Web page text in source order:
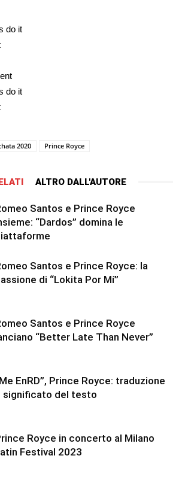
do it
do it
2020 Prince Royce
ALTRO DALL'AUTORE
Santos e Prince Royce
“Dardos” domina le
Santos e Prince Royce: la
di “Lokita Por Mí”
Santos e Prince Royce
“Better Late Than Never”
EnRD”, Prince Royce: traduzione
significato del testo
Royce in concerto al Milano
Festival 2023